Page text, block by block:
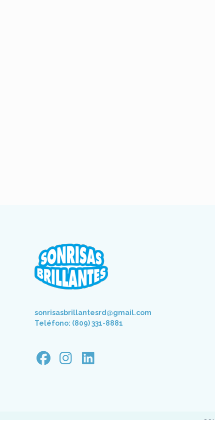
sonrisasbrillantesrd@gmail.com
Teléfono: (809) 331-8881